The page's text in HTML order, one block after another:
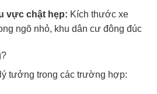
vực chật hẹp: Kích thước xe
ngõ nhỏ, khu dân cư đông đúc
tưởng trong các trường hợp: